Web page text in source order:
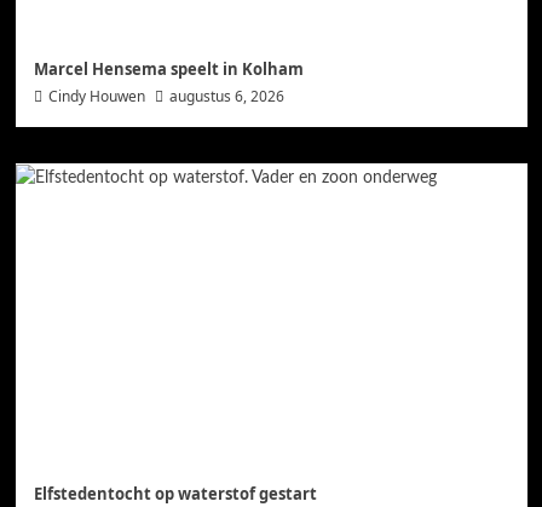
Marcel Hensema speelt in Kolham
Cindy Houwen augustus 6, 2026
Elfstedentocht op waterstof gestart